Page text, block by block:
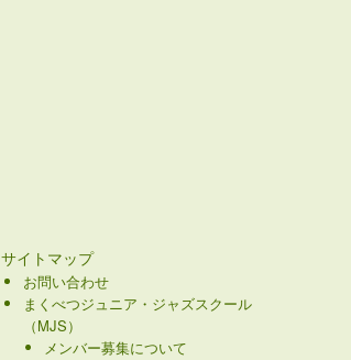
サイトマップ
お問い合わせ
まくべつジュニア・ジャズスクール
（MJS）
メンバー募集について